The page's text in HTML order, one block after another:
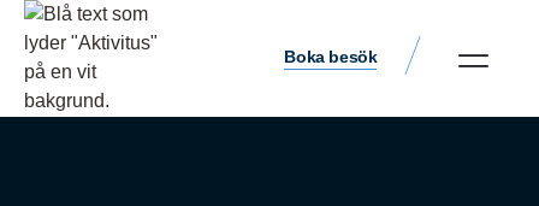
Boka besök